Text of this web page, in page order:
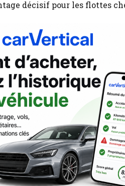
décisif pour les flottes